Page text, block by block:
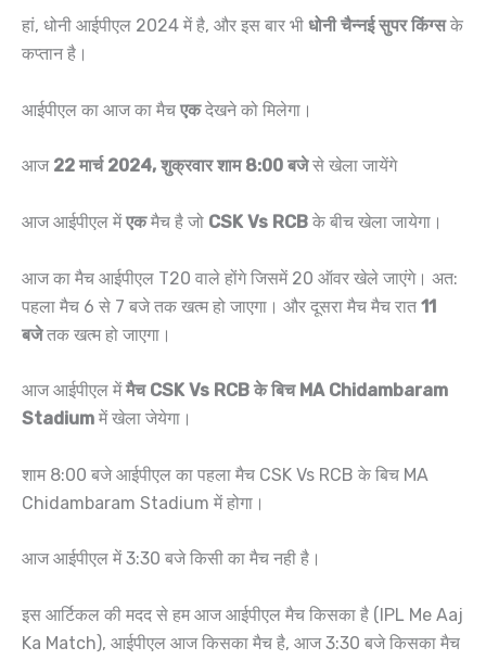
हां, धोनी आईपीएल 2024 में है, और इस बार भी धोनी चैन्नई सुपर किंग्सके
कप्तान है।
आईपीएल का आज का मैच एकदेखने को मिलेगा।
आज 22 मार्च 2024, शुक्रवार शाम 8:00 बजेसे खेला जायेंगे
आज आईपीएल मेंएकमैच है जो CSK Vs RCB के बीच खेला जायेगा।
आज का मैच आईपीएल T20 वाले होंगे जिसमें 20 ऑवर खेले जाएंगे। अत:
पहला मैच 6 से 7 बजे तक खत्म हो जाएगा। और दूसरा मैच मैच रात 11
बजेतक खत्म हो जाएगा।
आज आईपीएल मेंमैच CSK Vs RCB के बिच MA Chidambaram
Stadium में खेला जेयेगा।
शाम 8:00 बजे आईपीएल का पहला मैच CSK Vs RCB के बिच MA
Chidambaram Stadium में होगा।
आज आईपीएल में 3:30 बजे किसी का मैच नही है।
इस आर्टिकल की मदद से हम आज आईपीएल मैच किसका है (IPL Me Aaj
Ka Match), आईपीएल आज किसका मैच है, आज 3:30 बजे किसका मैच